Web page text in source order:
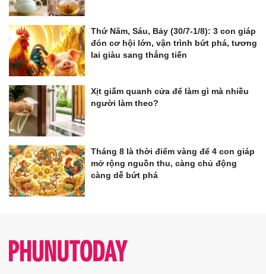
Thứ Năm, Sáu, Bảy (30/7-1/8): 3 con giáp
đón cơ hội lớn, vận trình bứt phá, tương
lai giàu sang thẳng tiến
Xịt giấm quanh cửa để làm gì mà nhiều
người làm theo?
Tháng 8 là thời điểm vàng để 4 con giáp
mở rộng nguồn thu, càng chủ động
càng dễ bứt phá